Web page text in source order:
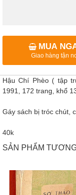
MUA
Giao hàng tận
Hậu Chí Phèo ( tập
1991, 172 trang, khổ
Gáy sách bị tróc chút,
40k
SẢN PHẨM